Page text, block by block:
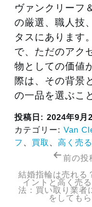
ヴァンクリーフ
の厳選、職人技
タスにあります
で、ただのアク
物としての価値
際は、その背景
の一品を選ぶこ
投稿日: 2024年9月
カテゴリー: Van
フ 、 買取 、 高く売る
前の投
結婚指輪は売れる
イントと高く売
法：買い取り業者
をしてもら